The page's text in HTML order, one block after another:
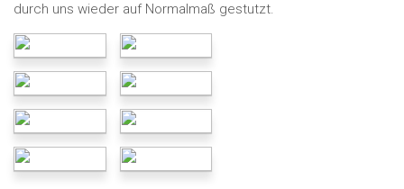
durch uns wieder auf Normalmaß gestutzt.